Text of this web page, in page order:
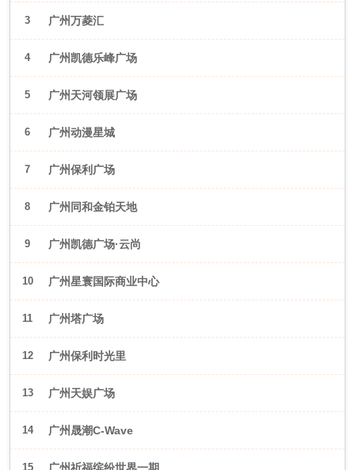
3 广州万菱汇
4 广州凯德乐峰广场
5 广州天河领展广场
6 广州动漫星城
7 广州保利广场
8 广州同和金铂天地
9 广州凯德广场·云尚
10 广州星寰国际商业中心
11 广州塔广场
12 广州保利时光里
13 广州天娱广场
14 广州晟潮C-Wave
15